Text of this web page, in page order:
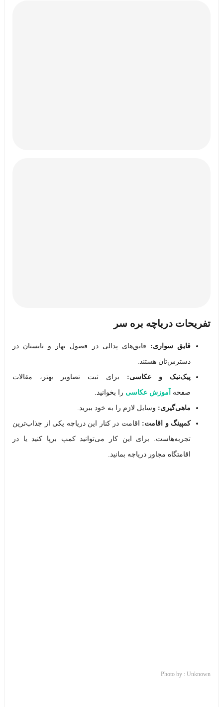
تفریحات دریاچه بره سر
قایق سواری: قایق‌های پدالی در فصول بهار و تابستان در
دسترس‌تان هستند.
پیک‌نیک و عکاسی: برای ثبت تصاویر بهتر، مقالات
صفحه آموزش عکاسی را بخوانید.
ماهی‌گیری: وسایل لازم را به خود ببرید.
کمپینگ و اقامت: اقامت در کنار این دریاچه یکی از جذاب‌ترین
تجربه‌هاست. برای این کار می‌توانید کمپ برپا کنید یا در
اقامتگاه مجاور دریاچه بمانید.
Photo by : Unknown